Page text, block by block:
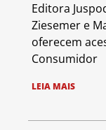
Editora
Ziesemer e
oferecem
Consumidor
LEIA MAIS